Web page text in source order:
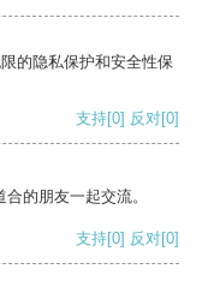
的隐私保护和安全性保
支持[0] 反对[0]
的朋友一起交流。
支持[0] 反对[0]